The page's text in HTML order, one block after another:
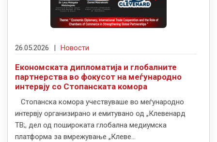
26.05.2026 | Новости
Економската дипломатија и глобалните
партнерства во фокусот на меѓународно
интервју со Стопанската комора
Стопанска комора учествуваше во меѓународно
интервју организирано и емитувано од „Клевенард
ТВ;, дел од пошироката глобална медиумска
платформа за вмрежување „Клеве...